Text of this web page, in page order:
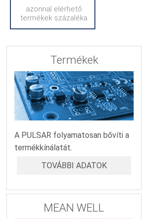
azonnal elérhető
termékek százaléka
Termékek
A PULSAR folyamatosan bővíti a
termékkínálatát.
TOVÁBBI ADATOK
MEAN WELL